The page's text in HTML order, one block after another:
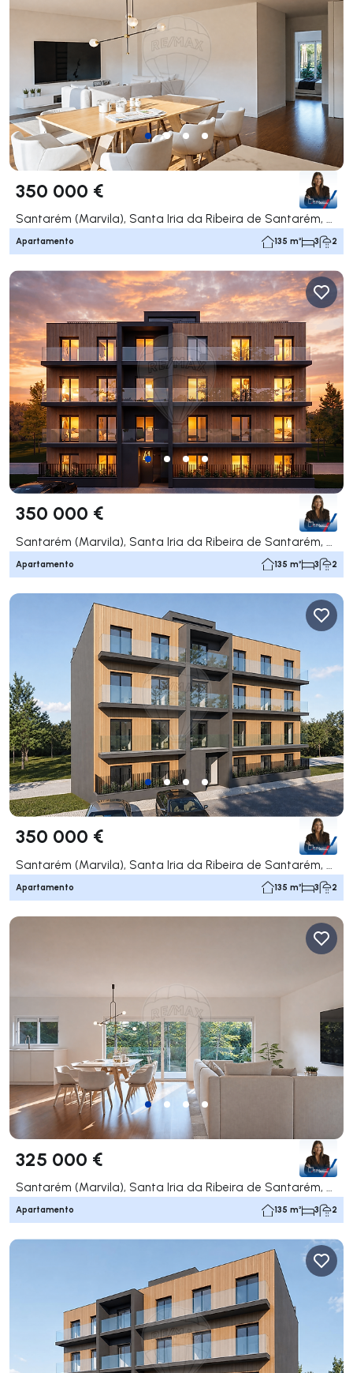
350 000 €
Santarém (Marvila), Santa Iria da Ribeira de Santarém, Santarém (São Salvador) e Santarém (São Nicolau), Santarém
Apartamento 135 m² 3 2
350 000 €
Santarém (Marvila), Santa Iria da Ribeira de Santarém, Santarém (São Salvador) e Santarém (São Nicolau), Santarém
Apartamento 135 m² 3 2
350 000 €
Apartamento 135 m² 3 2
325 000 €
Santarém (Marvila), Santa Iria da Ribeira de Santarém, Santarém (São Salvador) e Santarém (São Nicolau), Santarém
Apartamento 135 m² 3 2